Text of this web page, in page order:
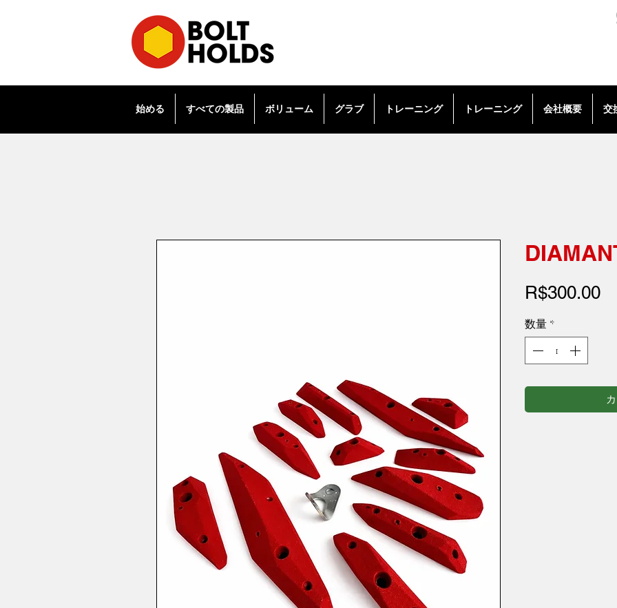
始める すべての製品 ボリューム グラブ トレーニング トレーニング 会社概要 交
R$300.00価
数量 *